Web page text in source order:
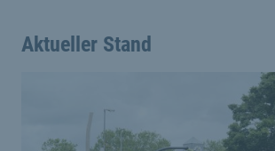
Aktueller Stand